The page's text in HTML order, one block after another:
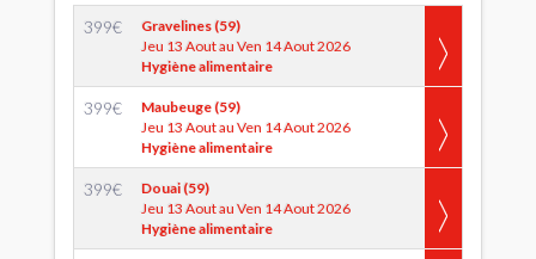
399€
Gravelines (59)
Jeu 13 Aout au Ven 14 Aout 2026
Hygiène alimentaire
399€
Maubeuge (59)
Jeu 13 Aout au Ven 14 Aout 2026
Hygiène alimentaire
399€
Douai (59)
Jeu 13 Aout au Ven 14 Aout 2026
Hygiène alimentaire